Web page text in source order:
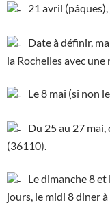
21 avril
Date à définir,
la Rochelles avec une
Le 8 mai (si non
Du 25 au 27
(36110).
Le dimanche 8
jours, le midi 8 diner